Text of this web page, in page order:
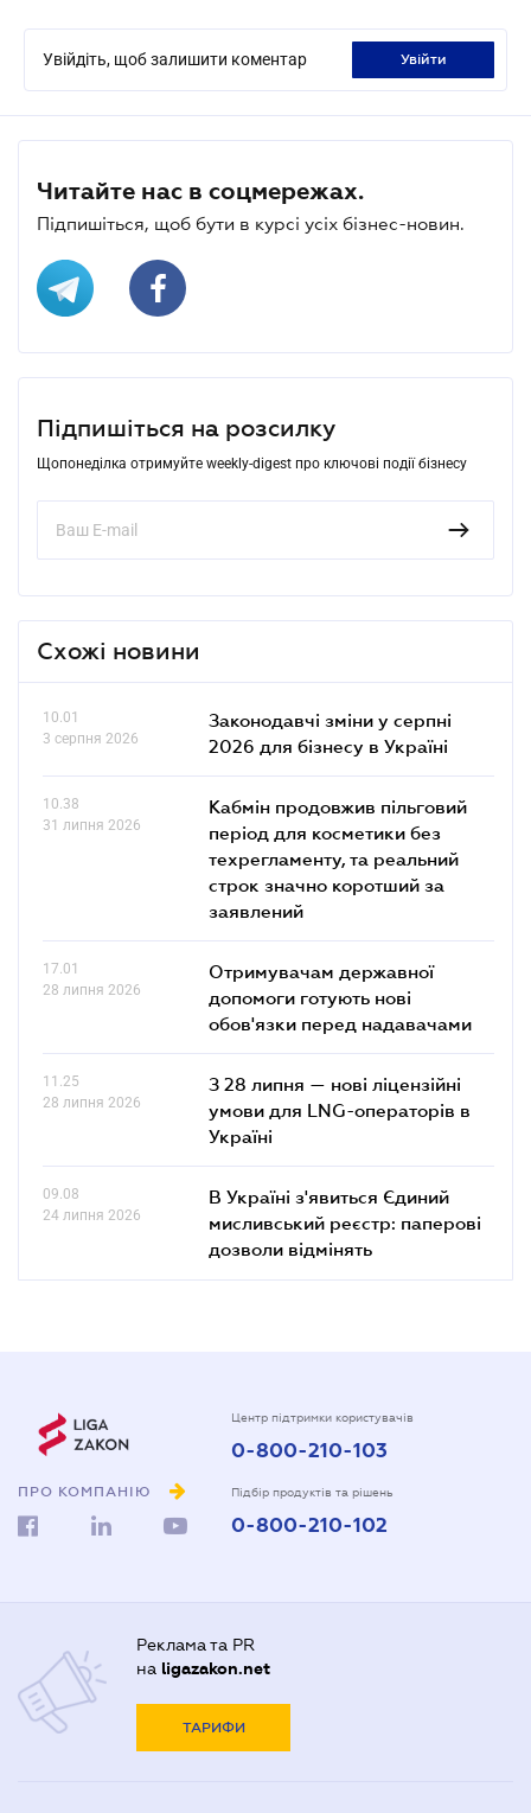
Увійдіть, щоб залишити коментар увійти
Читайте нас в соцмережах.
Підпишіться, щоб бути в курсі усіх бізнес-новин.
Підпишіться на розсилку
Щопонеділка отримуйте weekly-digest про ключові події бізнесу
Схожі новини
10.01
3 серпня 2026
Законодавчі зміни у серпні
2026 для бізнесу в Україні
10.38
31 липня 2026
Кабмін продовжив пільговий
період для косметики без
техрегламенту, та реальний
строк значно коротший за
заявлений
17.01
28 липня 2026
Отримувачам державної
допомоги готують нові
обов'язки перед надавачами
11.25
28 липня 2026
З 28 липня — нові ліцензійні
умови для LNG-операторів в
Україні
09.08
24 липня 2026
В Україні з'явиться Єдиний
мисливський реєстр: паперові
дозволи відмінять
ПРО КОМПАНІЮ
Центр підтримки користувачів
0-800-210-103
Підбір продуктів та рішень
0-800-210-102
Реклама та PR
на ligazakon.net
ТАРИФИ